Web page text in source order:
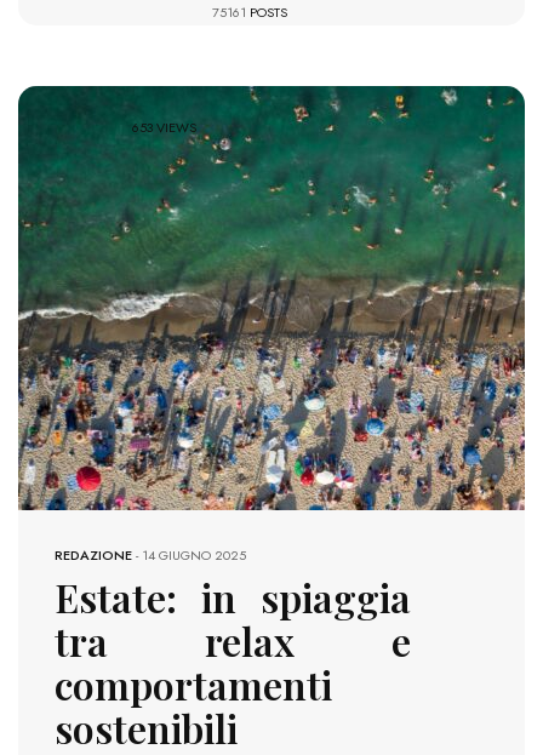
75161 POSTS
653 VIEWS
REDAZIONE-14 GIUGNO 2025
Estate: in spiaggia
tra relax e
comportamenti
sostenibili